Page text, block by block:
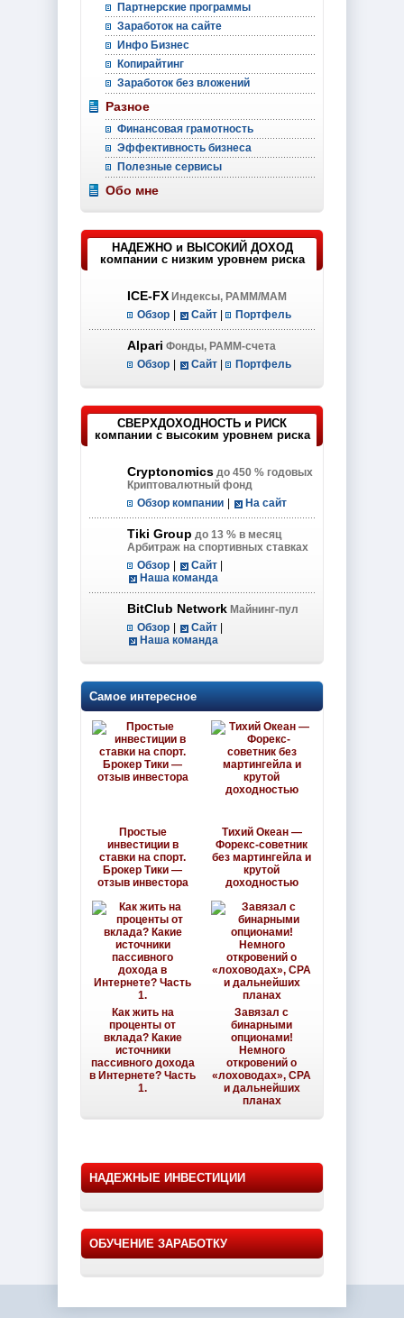
Партнерские программы
Заработок на сайте
Инфо Бизнес
Копирайтинг
Заработок без вложений
Разное
Финансовая грамотность
Эффективность бизнеса
Полезные сервисы
Обо мне
НАДЕЖНО и ВЫСОКИЙ ДОХОД
компании с низким уровнем риска
ICE-FX Индексы, PAMM/MAM
Обзор Сайт Портфель
Alpari Фонды, PAMM-счета
Обзор Сайт Портфель
СВЕРХДОХОДНОСТЬ и РИСК
компании с высоким уровнем риска
Cryptonomics до 450 % годовых
Криптовалютный фонд
Обзор компании На сайт
Tiki Group до 13 % в месяц
Арбитраж на спортивных ставках
Обзор Сайт
Наша команда
BitClub Network Майнинг-пул
Обзор Сайт
Наша команда
Самое интересное
Простые
инвестиции в
ставки на спорт.
Брокер Тики —
отзыв инвестора
Тихий Океан —
Форекс-советник
без мартингейла и
крутой
доходностью
Как жить на
проценты от
вклада? Какие
источники
пассивного дохода
в Интернете? Часть
1.
Завязал с
бинарными
опционами!
Немного
откровений о
«лоховодах», CPA
и дальнейших
планах
НАДЕЖНЫЕ ИНВЕСТИЦИИ
ОБУЧЕНИЕ ЗАРАБОТКУ